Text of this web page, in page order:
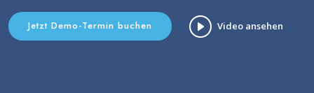
Jetzt Demo-Termin buchen Video ansehen